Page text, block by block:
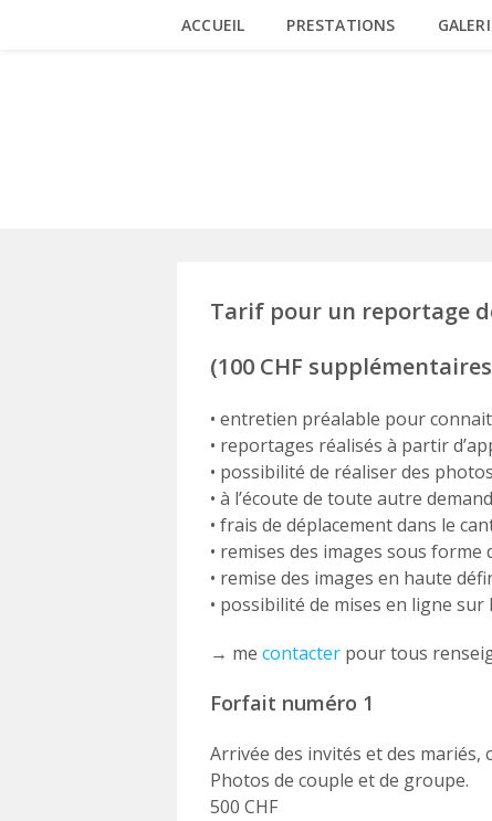
ACCUEIL PRESTATIONS
Tarif pour un reportage
(100 CHF
• entretien préalable pour
• reportages réalisés à partir
• possibilité de réaliser des
• à l’écoute de toute autre
• frais de déplacement dans le
• remises des images sous forme
• remise des images en haute
• possibilité de mises en ligne
→ me contacter pour tous
Forfait numéro 1
Arrivée des invités et des mariés,
Photos de couple et de groupe.
500 CHF